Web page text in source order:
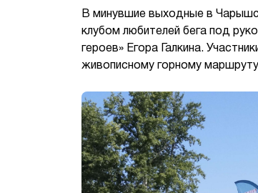
В минувшие выходные в
клубом любителей бега под
героев» Егора Галкина.
живописному горному